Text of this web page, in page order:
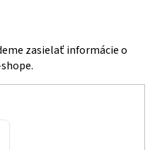
zasielať informácie o